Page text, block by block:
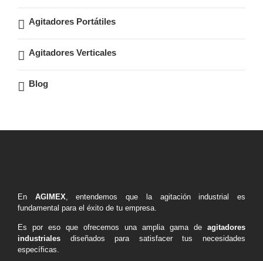
Agitadores Portátiles
Agitadores Verticales
Blog
En AGIMEX , entendemos que la agitación industrial es
fundamental para el éxito de tu empresa.
Es por eso que ofrecemos una amplia gama de agitadores
industriales diseñados para satisfacer tus necesidades
específicas.